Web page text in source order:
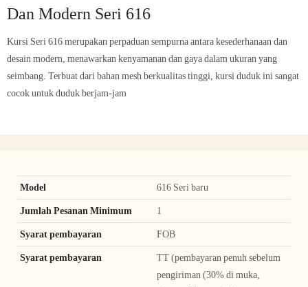
Dan Modern Seri 616
Kursi Seri 616 merupakan perpaduan sempurna antara kesederhanaan dan
desain modern, menawarkan kenyamanan dan gaya dalam ukuran yang
seimbang. Terbuat dari bahan mesh berkualitas tinggi, kursi duduk ini sangat
cocok untuk duduk berjam-jam
Model 616 Seri baru
Jumlah Pesanan Minimum 1
Syarat pembayaran FOB
Syarat pembayaran
TT (pembayaran penuh sebelum
pengiriman (30% di muka,